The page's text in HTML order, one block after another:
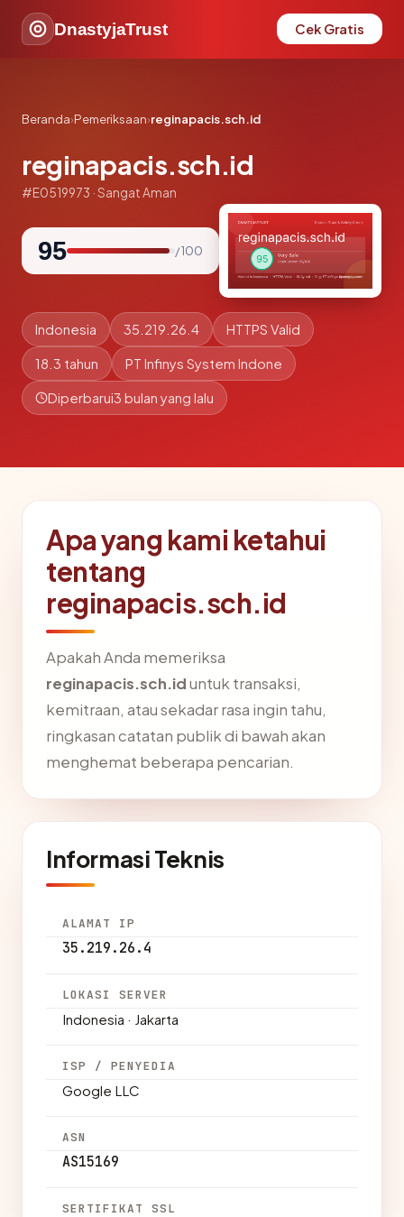
DnastyjaTrust Cek Gratis
Beranda›Pemeriksaan›reginapacis.sch.id
reginapacis.sch.id
#E0519973 · Sangat Aman
95 / 100
Indonesia 35.219.26.4 HTTPS Valid
18.3 tahun PT Infinys System Indone
Diperbarui3 bulan yang lalu
Apa yang kami ketahui
tentang
reginapacis.sch.id
Apakah Anda memeriksa
reginapacis.sch.iduntuk transaksi,
kemitraan, atau sekadar rasa ingin tahu,
ringkasan catatan publik di bawah akan
menghemat beberapa pencarian.
Informasi Teknis
ALAMAT IP
35.219.26.4
LOKASI SERVER
Indonesia · Jakarta
ISP / PENYEDIA
Google LLC
ASN
AS15169
SERTIFIKAT SSL